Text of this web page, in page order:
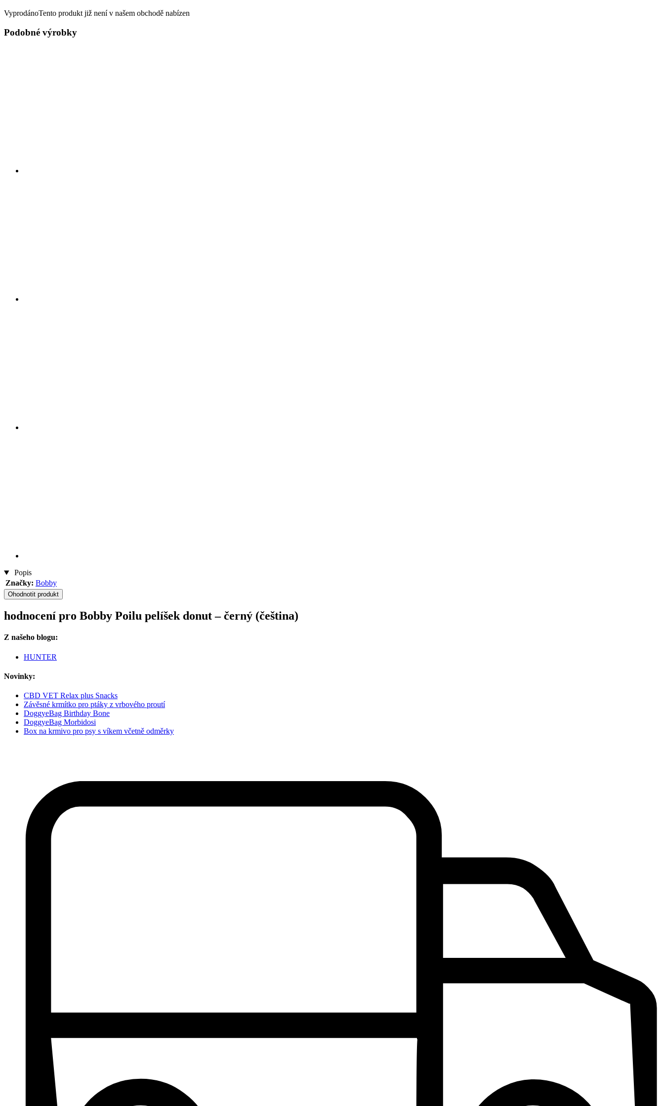
VyprodánoTento produkt již není v našem obchodě nabízen
Podobné výrobky
Popis
Značky: Bobby
Ohodnotit produkt
hodnocení pro Bobby Poilu pelíšek donut – černý (čeština)
Z našeho blogu:
HUNTER
Novinky:
CBD VET Relax plus Snacks
Závěsné krmítko pro ptáky z vrbového proutí
DoggyeBag Birthday Bone
DoggyeBag Morbidosi
Box na krmivo pro psy s víkem včetně odměrky